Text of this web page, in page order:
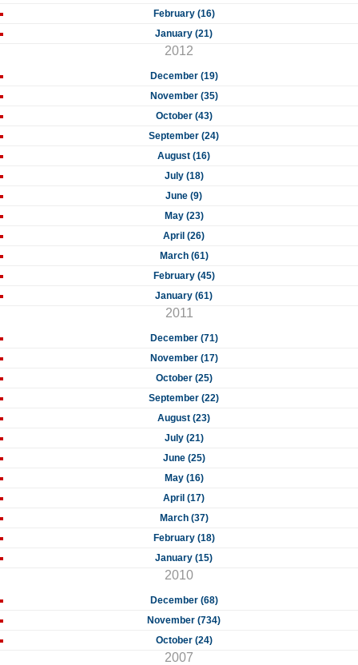
February (16)
January (21)
2012
December (19)
November (35)
October (43)
September (24)
August (16)
July (18)
June (9)
May (23)
April (26)
March (61)
February (45)
January (61)
2011
December (71)
November (17)
October (25)
September (22)
August (23)
July (21)
June (25)
May (16)
April (17)
March (37)
February (18)
January (15)
2010
December (68)
November (734)
October (24)
2007